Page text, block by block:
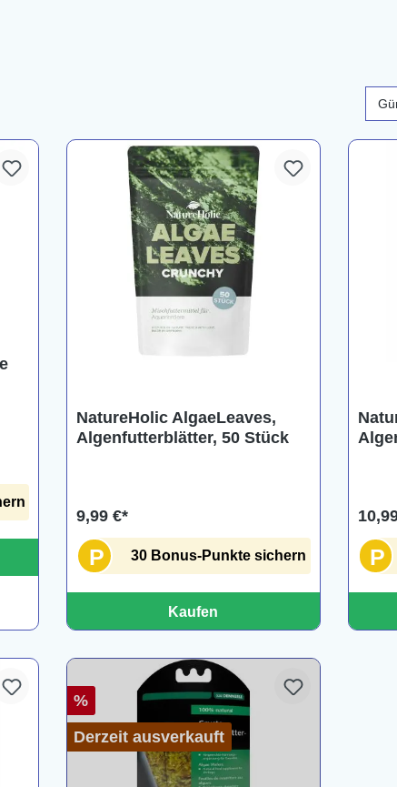
NatureHolic AlgaeLeaves,
Algenfutterblätter, 50 Stück
9,99 €*
P 30 Bonus-Punkte sichern
Kaufen
P
%
Derzeit ausverkauft